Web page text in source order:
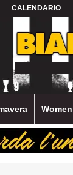
CALENDARIO
Women